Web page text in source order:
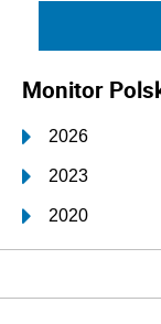
Monitor
2026
2023
2020
2017
2014